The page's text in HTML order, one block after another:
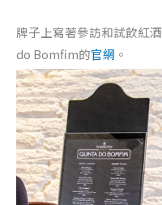
牌子上寫著參訪和試飲紅
do Bomfim的官網 。